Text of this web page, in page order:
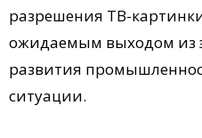
разрешения ТВ-
ожидаемым выходом из
развития
ситуации.